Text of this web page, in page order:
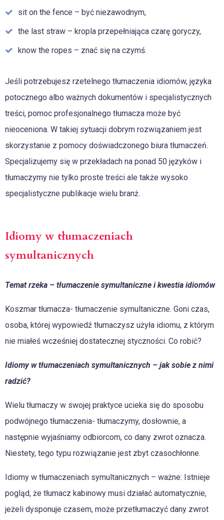
sit on the fence – być niezawodnym,
the last straw – kropla przepełniająca czarę goryczy,
know the ropes – znać się na czymś.
Jeśli potrzebujesz rzetelnego tłumaczenia idiomów, języka
potocznego albo ważnych dokumentów i specjalistycznych
treści, pomoc profesjonalnego tłumacza może być
nieoceniona. W takiej sytuacji dobrym rozwiązaniem jest
skorzystanie z pomocy doświadczonego biura tłumaczeń.
Specjalizujemy się w przekładach na ponad 50 języków i
tłumaczymy nie tylko proste treści ale także wysoko
specjalistyczne publikacje wielu branż.
Idiomy w tłumaczeniach
symultanicznych
Temat rzeka – tłumaczenie symultaniczne i kwestia idiomów
Koszmar tłumacza- tłumaczenie symultaniczne. Goni czas,
osoba, której wypowiedź tłumaczysz użyła idiomu, z którym
nie miałeś wcześniej dostatecznej styczności. Co robić?
Idiomy w tłumaczeniach symultanicznych – jak sobie z nimi
radzić?
Wielu tłumaczy w swojej praktyce ucieka się do sposobu
podwójnego tłumaczenia- tłumaczymy, dosłownie, a
następnie wyjaśniamy odbiorcom, co dany zwrot oznacza.
Niestety, tego typu rozwiązanie jest zbyt czasochłonne.
Idiomy w tłumaczeniach symultanicznych – ważne: Istnieje
pogląd, że tłumacz kabinowy musi działać automatycznie,
jeżeli dysponuje czasem, może przetłumaczyć dany zwrot